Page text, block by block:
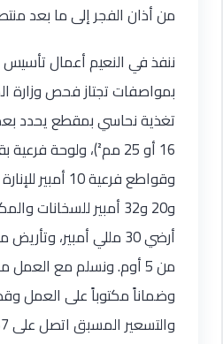
من أذان الفجر إلى ما بعد
ننفذ في النعيم أعمال
بمواصفات تجتاز فحص وزارة
16 أو 25 مم²)،
و20 و32 أمبير
أرضي 30 مللي أمبير،
من 5 أوم. ونسلم مع العمل
وضماناً مكتوباً على العمل
والتسعير المسبق اتصل على 97446767.